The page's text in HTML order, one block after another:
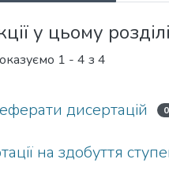
у цьому розділі
1 - 4 з 4
дисертацій 0
на здобуття